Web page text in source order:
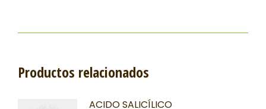
Productos relacionados
ACIDO SALICÍLICO